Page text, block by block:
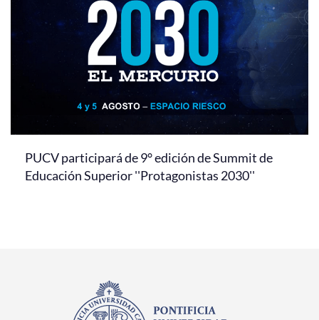
PUCV participará de 9° edición de Summit de
Educación Superior ''Protagonistas 2030''